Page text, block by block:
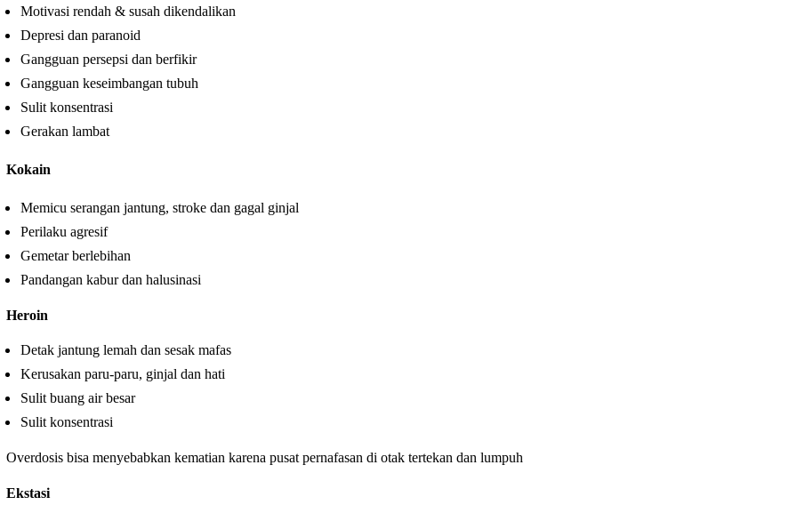
Motivasi rendah & susah dikendalikan
Depresi dan paranoid
Gangguan persepsi dan berfikir
Gangguan keseimbangan tubuh
Sulit konsentrasi
Gerakan lambat
Kokain
Memicu serangan jantung, stroke dan gagal ginjal
Perilaku agresif
Gemetar berlebihan
Pandangan kabur dan halusinasi
Heroin
Detak jantung lemah dan sesak mafas
Kerusakan paru-paru, ginjal dan hati
Sulit buang air besar
Sulit konsentrasi
Overdosis bisa menyebabkan kematian karena pusat pernafasan di otak tertekan dan lumpuh
Ekstasi